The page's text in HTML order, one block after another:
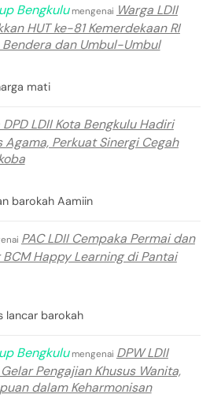
Bengkulumengenai Warga LDII
HUT ke-81 Kemerdekaan RI
dan Umbul-Umbul
mati
DPD LDII Kota Bengkulu Hadiri
Agama, Perkuat Sinergi Cegah
barokah Aamiin
PAC LDII Cempaka Permai dan
Happy Learning di Pantai
lancar barokah
Bengkulumengenai DPW LDII
Pengajian Khusus Wanita,
dalam Keharmonisan